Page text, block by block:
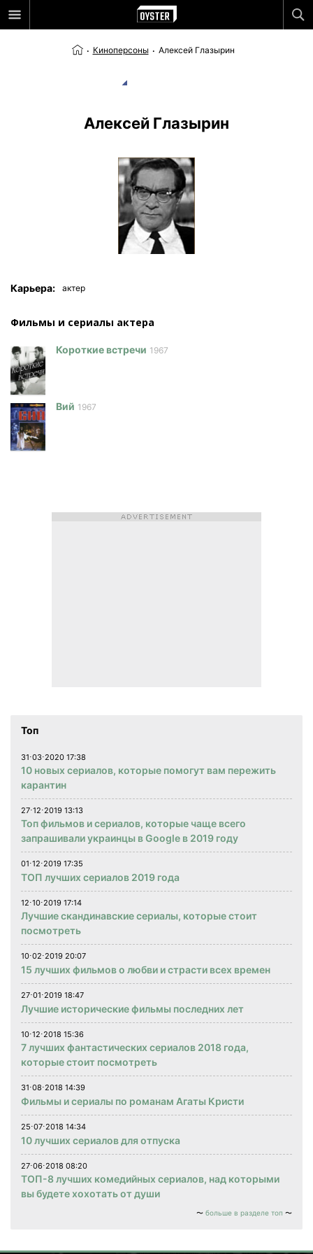
Киноперсоны Алексей Глазырин
Алексей Глазырин
Карьера: актер
Фильмы и сериалы актера
Короткие встречи 1967
Вий 1967
Топ
31⋅03⋅2020 17:38
10 новых сериалов, которые помогут вам пережить
карантин
27⋅12⋅2019 13:13
Топ фильмов и сериалов, которые чаще всего
запрашивали украинцы в Google в 2019 году
01⋅12⋅2019 17:35
ТОП лучших сериалов 2019 года
12⋅10⋅2019 17:14
Лучшие скандинавские сериалы, которые стоит
посмотреть
10⋅02⋅2019 20:07
15 лучших фильмов о любви и страсти всех времен
27⋅01⋅2019 18:47
Лучшие исторические фильмы последних лет
10⋅12⋅2018 15:36
7 лучших фантастических сериалов 2018 года,
которые стоит посмотреть
31⋅08⋅2018 14:39
Фильмы и сериалы по романам Агаты Кристи
25⋅07⋅2018 14:34
10 лучших сериалов для отпуска
27⋅06⋅2018 08:20
ТОП-8 лучших комедийных сериалов, над которыми
вы будете хохотать от души
больше в разделе топ